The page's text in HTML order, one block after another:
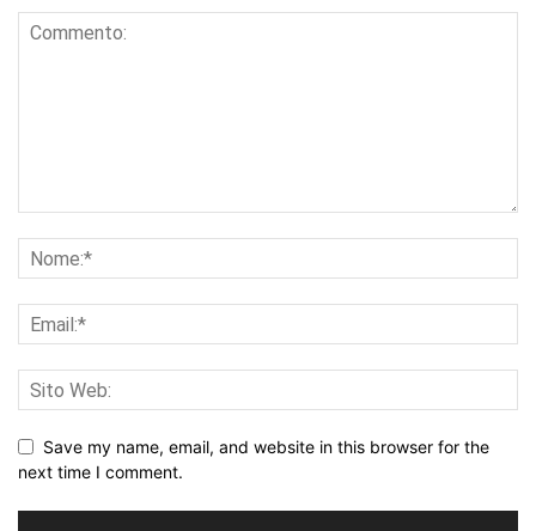
Save my name, email, and website in this browser for the
next time I comment.